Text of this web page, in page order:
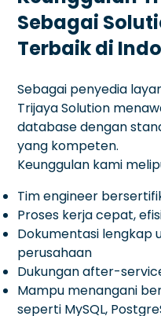
Sebagai
Terbaik di
Sebagai penyedia
Trijaya Solution
database dengan
yang kompeten.
Keunggulan kami
Tim engineer
Proses kerja cepat,
Dokumentasi lengkap
perusahaan
Dukungan after-
Mampu menangani
seperti MySQL,